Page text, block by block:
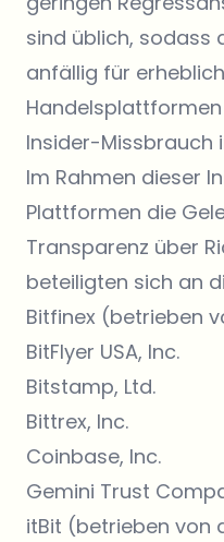
sind üblich, sodass
anfällig für
Insider-Missbrauch
Im Rahmen dieser
Plattformen die
Transparenz über
beteiligten sich an
Bitfinex (betrieben
BitFlyer USA, Inc.
Bitstamp, Ltd.
Bittrex, Inc.
Coinbase, Inc.
Gemini Trust
itBit (betrieben von